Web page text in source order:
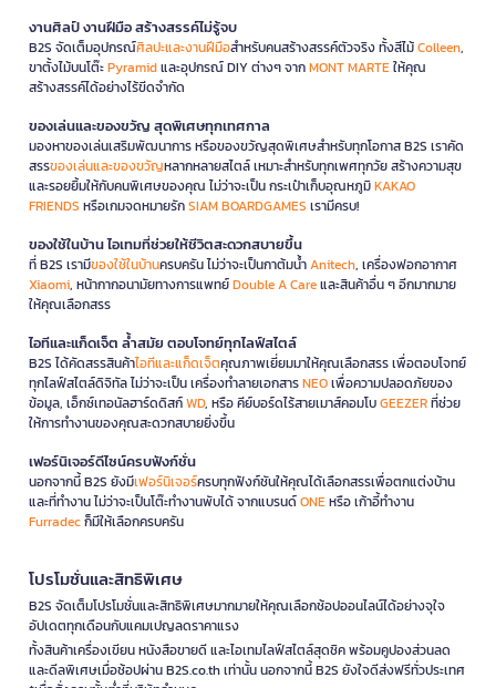
งานศิลป์ งานฝีมือ สร้างสรรค์ไม่รู้จบ
B2S จัดเต็มอุปกรณ์ศิลปะและงานฝีมือสำหรับคนสร้างสรรค์ตัวจริง ทั้งสีไม้Colleen,
ขาตั้งไม้บนโต๊ะPyramidและอุปกรณ์ DIY ต่างๆ จากMONT MARTEให้คุณ
สร้างสรรค์ได้อย่างไร้ขีดจำกัด
ของเล่นและของขวัญ สุดพิเศษทุกเทศกาล
มองหาของเล่นเสริมพัฒนาการ หรือของขวัญสุดพิเศษสำหรับทุกโอกาส B2S เราคัด
สรรของเล่นและของขวัญหลากหลายสไตล์ เหมาะสำหรับทุกเพศทุกวัย สร้างความสุข
และรอยยิ้มให้กับคนพิเศษของคุณ ไม่ว่าจะเป็น กระเป๋าเก็บอุณหภูมิKAKAO
FRIENDS หรือเกมจดหมายรักSIAM BOARDGAMES เรามีครบ!
ของใช้ในบ้าน ไอเทมที่ช่วยให้ชีวิตสะดวกสบายขึ้น
ที่ B2S เรามีของใช้ในบ้านครบครัน ไม่ว่าจะเป็นกาต้มน้ำAnitech, เครื่องฟอกอากาศ
Xiaomi, หน้ากากอนามัยทางการแพทย์Double A Careและสินค้าอื่น ๆ อีกมากมาย
ให้คุณเลือกสรร
ไอทีและแก็ดเจ็ต ล้ำสมัย ตอบโจทย์ทุกไลฟ์สไตล์
B2S ได้คัดสรรสินค้าไอทีและแก็ดเจ็ตคุณภาพเยี่ยมมาให้คุณเลือกสรร เพื่อตอบโจทย์
ทุกไลฟ์สไตล์ดิจิทัล ไม่ว่าจะเป็น เครื่องทำลายเอกสารNEOเพื่อความปลอดภัยของ
ข้อมูล, เอ็กซ์เทอนัลฮาร์ดดิสก์WD, หรือ คีย์บอร์ดไร้สายเมาส์คอมโบGEEZERที่ช่วย
ให้การทำงานของคุณสะดวกสบายยิ่งขึ้น
เฟอร์นิเจอร์ดีไซน์ครบฟังก์ชั่น
นอกจากนี้ B2S ยังมีเฟอร์นิเจอร์ครบทุกฟังก์ชันให้คุณได้เลือกสรรเพื่อตกแต่งบ้าน
และที่ทำงาน ไม่ว่าจะเป็นโต๊ะทำงานพับได้ จากแบรนด์ONEหรือ เก้าอี้ทำงาน
Furradecก็มีให้เลือกครบครัน
โปรโมชั่นและสิทธิพิเศษ
B2S จัดเต็มโปรโมชั่นและสิทธิพิเศษมากมายให้คุณเลือกช้อปออนไลน์ได้อย่างจุใจ
อัปเดตทุกเดือนกับแคมเปญลดราคาแรง
ทั้งสินค้าเครื่องเขียน หนังสือขายดี และไอเทมไลฟ์สไตล์สุดชิค พร้อมคูปองส่วนลด
และดีลพิเศษเมื่อช้อปผ่าน B2S.co.th เท่านั้น นอกจากนี้ B2S ยังใจดีส่งฟรีทั่วประเทศ